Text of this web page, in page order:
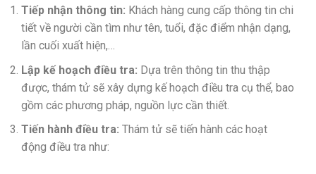
Tiếp nhận thông tin: Khách hàng cung cấp thông tin chi
tiết về người cần tìm như tên, tuổi, đặc điểm nhận dạng,
lần cuối xuất hiện,…
Lập kế hoạch điều tra: Dựa trên thông tin thu thập
được, thám tử sẽ xây dựng kế hoạch điều tra cụ thể, bao
gồm các phương pháp, nguồn lực cần thiết.
Tiến hành điều tra: Thám tử sẽ tiến hành các hoạt
động điều tra như: